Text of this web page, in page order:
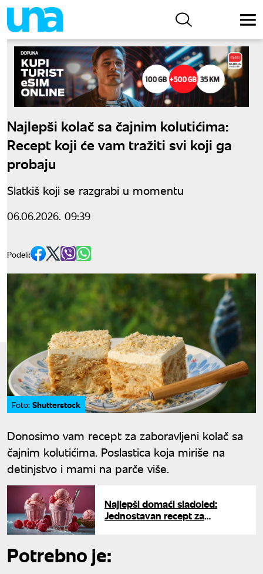
Najlepši kolač sa čajnim kolutićima:
Recept koji će vam tražiti svi koji ga
probaju
Slatkiš koji se razgrabi u momentu
06.06.2026. 09:39
Podeli:
Foto: Shutterstock
Donosimo vam recept za zaboravljeni kolač sa
čajnim kolutićima. Poslastica koja miriše na
detinjstvo i mami na parče više.
Najlepši domaći sladoled:
Jednostavan recept za
Potrebno je: